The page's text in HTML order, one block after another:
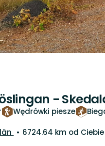
-
Wędrówki piesze
6724.64 km od Ciebie